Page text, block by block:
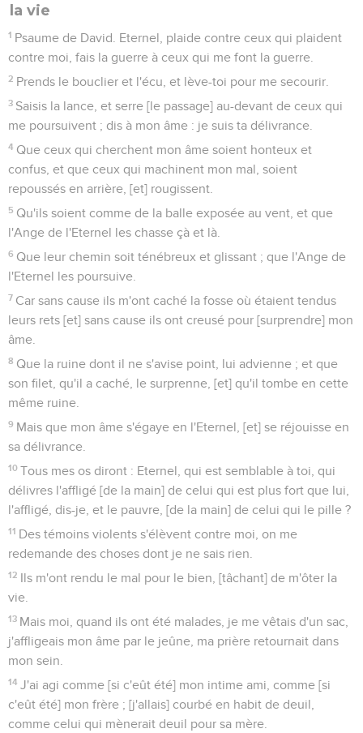
la vie
1 Psaume de David. Eternel, plaide contre ceux qui plaident
contre moi, fais la guerre à ceux qui me font la guerre.
2 Prends le bouclier et l'écu, et lève-toi pour me secourir.
3 Saisis la lance, et serre [le passage] au-devant de ceux qui
me poursuivent ; dis à mon âme : je suis ta délivrance.
4 Que ceux qui cherchent mon âme soient honteux et
confus, et que ceux qui machinent mon mal, soient
repoussés en arrière, [et] rougissent.
5 Qu'ils soient comme de la balle exposée au vent, et que
l'Ange de l'Eternel les chasse çà et là.
6 Que leur chemin soit ténébreux et glissant ; que l'Ange de
l'Eternel les poursuive.
7 Car sans cause ils m'ont caché la fosse où étaient tendus
leurs rets [et] sans cause ils ont creusé pour [surprendre] mon
âme.
8 Que la ruine dont il ne s'avise point, lui advienne ; et que
son filet, qu'il a caché, le surprenne, [et] qu'il tombe en cette
même ruine.
9 Mais que mon âme s'égaye en l'Eternel, [et] se réjouisse en
sa délivrance.
10 Tous mes os diront : Eternel, qui est semblable à toi, qui
délivres l'affligé [de la main] de celui qui est plus fort que lui,
l'affligé, dis-je, et le pauvre, [de la main] de celui qui le pille ?
11 Des témoins violents s'élèvent contre moi, on me
redemande des choses dont je ne sais rien.
12 Ils m'ont rendu le mal pour le bien, [tâchant] de m'ôter la
vie.
13 Mais moi, quand ils ont été malades, je me vêtais d'un sac,
j'affligeais mon âme par le jeûne, ma prière retournait dans
mon sein.
14 J'ai agi comme [si c'eût été] mon intime ami, comme [si
c'eût été] mon frère ; [j'allais] courbé en habit de deuil,
comme celui qui mènerait deuil pour sa mère.